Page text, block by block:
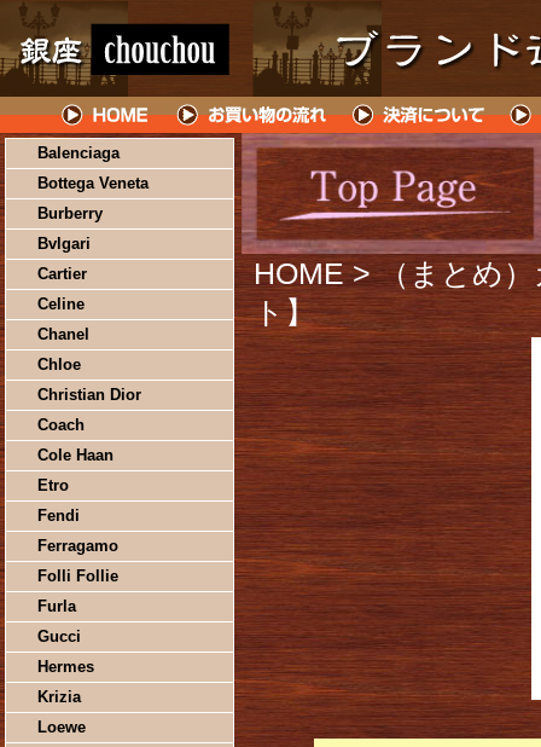
Balenciaga
Bottega Veneta
Burberry
Bvlgari
Cartier
Celine
Chanel
Chloe
Christian Dior
Coach
Cole Haan
Etro
Fendi
Ferragamo
Folli Follie
Furla
Gucci
Hermes
Krizia
Loewe
HOME > （まとめ
ト】